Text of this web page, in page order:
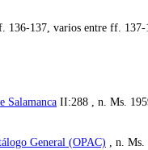
137, varios entre ff.
Salamanca II:288 , n. Ms.
General (OPAC) , n. Ms.